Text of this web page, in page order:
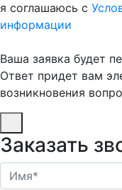
я соглашаюсь с
информации
Ваша заявка будет
Ответ придет вам
возникновения
Заказать